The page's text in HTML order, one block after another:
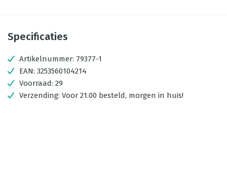
Specificaties
Artikelnummer: 79377-1
EAN: 3253560104214
Voorraad: 29
Verzending: Voor 21.00 besteld, morgen in huis!